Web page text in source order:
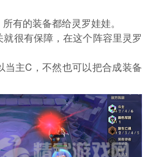
有的装备都给灵罗娃娃。
很有保障，在这个阵容里灵罗
主C，不然也可以把合成装备